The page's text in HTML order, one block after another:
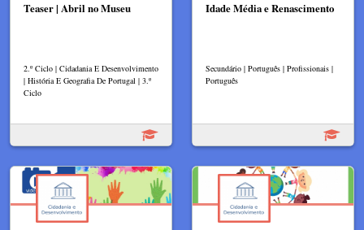
Teaser | Abril no Museu
2.º Ciclo | Cidadania E Desenvolvimento
| História E Geografia De Portugal | 3.º
Ciclo
Idade Média e Renascimento
Secundário | Português | Profissionais |
Português